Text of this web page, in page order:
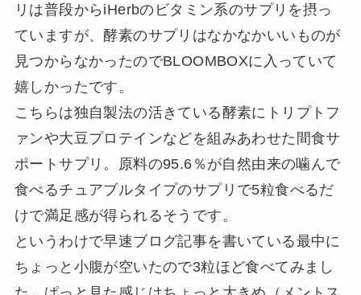
リは普段からiHerbのビタミン系のサプリを摂っ
ていますが、酵素のサプリはなかなかいいものが
見つからなかったのでBLOOMBOXに入っていて
嬉しかったです。
こちらは独自製法の活きている酵素にトリプトフ
ァンや大豆プロテインなどを組みあわせた間食サ
ポートサプリ。原料の95.6％が自然由来の噛んで
食べるチュアブルタイプのサプリで5粒食べるだ
けで満足感が得られるそうです。
というわけで早速ブログ記事を書いている最中に
ちょっと小腹が空いたので3粒ほど食べてみまし